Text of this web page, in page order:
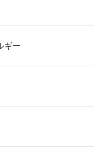
ギー